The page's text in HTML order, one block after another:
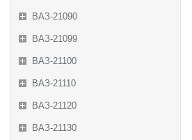
ВАЗ-21090
ВАЗ-21099
ВАЗ-21100
ВАЗ-21110
ВАЗ-21120
ВАЗ-21130